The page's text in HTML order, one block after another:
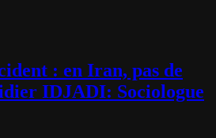
: en Iran, pas de
IDJADI: Sociologue